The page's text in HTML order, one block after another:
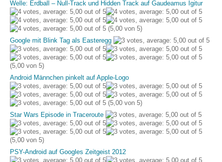
Welle: Erdball – Null-Track und Hidden Track auf Gaudeamus Igitur
(5,00 von 5)
Google mit Blink Tag als Easteregg
(5,00 von 5)
Android Männchen pinkelt auf Apple-Logo
(5,00 von 5)
Star Wars Episode in Traceroute
(5,00 von 5)
PSY-Android auf Googles Zeitgeist 2012